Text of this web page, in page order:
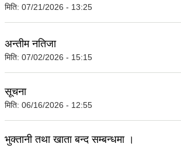
मिति: 07/21/2026 - 13:25
अन्तीम नतिजा
मिति: 07/02/2026 - 15:15
सूचना
मिति: 06/16/2026 - 12:55
भुक्तानी तथा खाता बन्द सम्बन्धमा ।